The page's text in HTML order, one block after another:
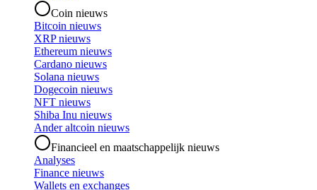
Coin nieuws
Bitcoin nieuws
XRP nieuws
Ethereum nieuws
Cardano nieuws
Solana nieuws
Dogecoin nieuws
NFT nieuws
Shiba Inu nieuws
Ander altcoin nieuws
Financieel en maatschappelijk nieuws
Analyses
Finance nieuws
Wallets en exchanges